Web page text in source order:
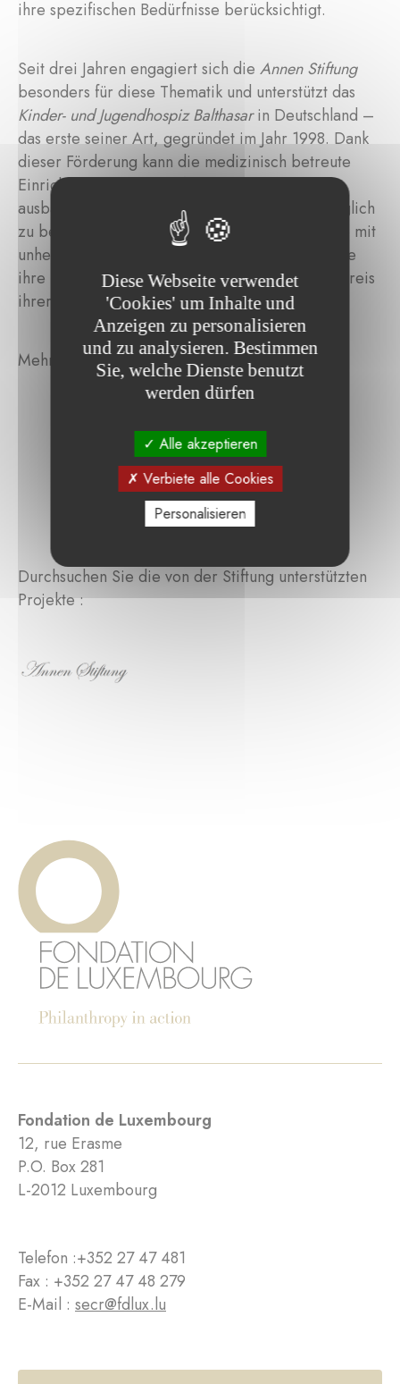
ihre spezifischen Bedürfnisse berücksichtigt.
Seit drei Jahren engagiert sich die Annen Stiftung
besonders für diese Thematik und unterstützt das
Kinder- und Jugendhospiz Balthasarin Deutschland –
das erste seiner Art, gegründet im Jahr 1998. Dank
dieser Förderung kann die medizinisch betreute
Einrichtung ihre Arbeit fortsetzen und weiter
ausbauen, um Kinder und ihre Familien bestmöglich
zu begleiten. Zudem erhalten junge Erwachsene mit
unheilbaren Krankheiten Unterstützung, damit sie
ihre letzten Lebensmomente in Würde und im Kreis
ihrer Liebsten verbringen können.
Mehr Infos unter :https://kinderhospiz.de/
Durchsuchen Sie die von der Stiftung unterstützten
Projekte :
Fondation de Luxembourg
12, rue Erasme
P.O. Box 281
L-2012 Luxembourg
Telefon :+352 27 47 481
Fax : +352 27 47 48 279
E-Mail : secr@fdlux.lu
Diese Webseite verwendet
'Cookies' um Inhalte und
Anzeigen zu personalisieren
und zu analysieren. Bestimmen
Sie, welche Dienste benutzt
werden dürfen
Alle akzeptieren
Verbiete alle Cookies
Personalisieren